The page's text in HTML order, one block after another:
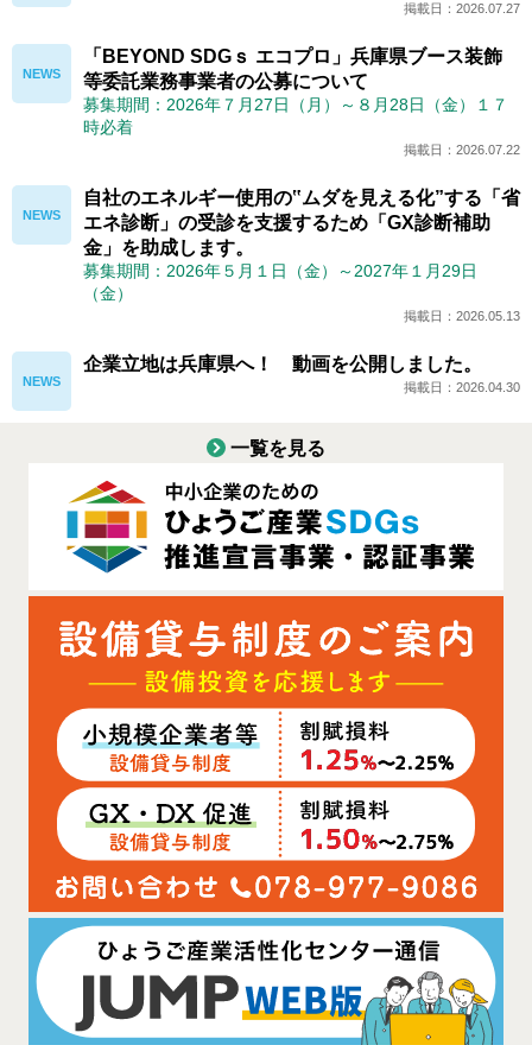
掲載日：2026.07.27
「BEYOND SDGｓ エコプロ」兵庫県ブース装飾
等委託業務事業者の公募について
募集期間：2026年７月27日（月）～８月28日（金）１７
時必着
掲載日：2026.07.22
自社のエネルギー使用の‟ムダを見える化”する「省
エネ診断」の受診を支援するため「GX診断補助
金」を助成します。
募集期間：2026年５月１日（金）～2027年１月29日
（金）
掲載日：2026.05.13
企業立地は兵庫県へ！ 動画を公開しました。
掲載日：2026.04.30
一覧を見る